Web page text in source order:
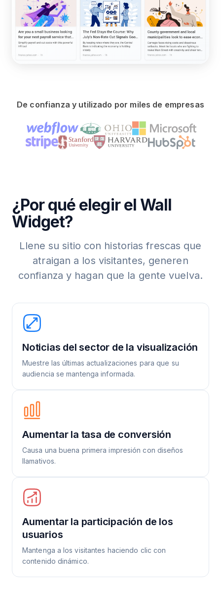
De confianza y utilizado por miles de empresas
¿Por qué elegir el Wall
Widget?
Llene su sitio con historias frescas que
atraigan a los visitantes, generen
confianza y hagan que la gente vuelva.
Noticias del sector de la visualización
Muestre las últimas actualizaciones para que su
audiencia se mantenga informada.
Aumentar la tasa de conversión
Causa una buena primera impresión con diseños
llamativos.
Aumentar la participación de los
usuarios
Mantenga a los visitantes haciendo clic con
contenido dinámico.